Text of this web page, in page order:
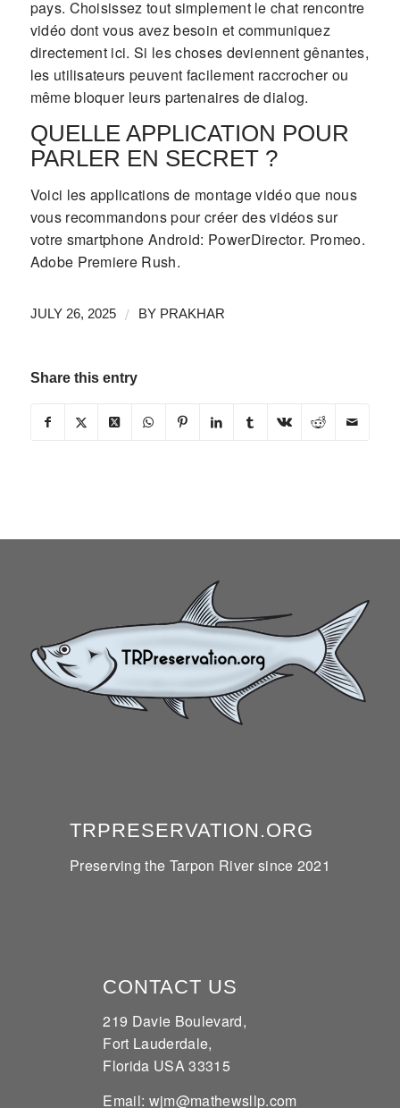
pays. Choisissez tout simplement le chat rencontre
vidéo dont vous avez besoin et communiquez
directement ici. Si les choses deviennent gênantes,
les utilisateurs peuvent facilement raccrocher ou
même bloquer leurs partenaires de dialog.
QUELLE APPLICATION POUR
PARLER EN SECRET ?
Voici les applications de montage vidéo que nous
vous recommandons pour créer des vidéos sur
votre smartphone Android: PowerDirector. Promeo.
Adobe Premiere Rush.
JULY 26, 2025 / BY PRAKHAR
Share this entry
TRPRESERVATION.ORG
Preserving the Tarpon River since 2021
CONTACT US
219 Davie Boulevard,
Fort Lauderdale,
Florida USA 33315
Email: wjm@mathewsllp.com